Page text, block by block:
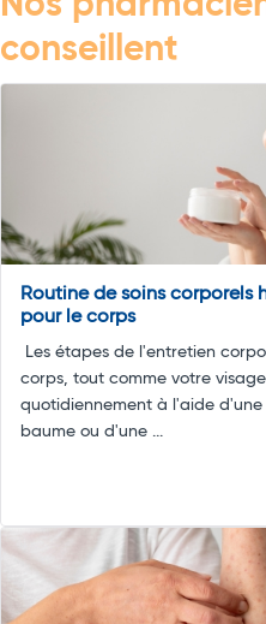
conseillent
Routine de soins corporels
pour le corps
Les étapes de l'entretien
corps, tout comme votre
quotidiennement à l'aide
baume ou d'une ...